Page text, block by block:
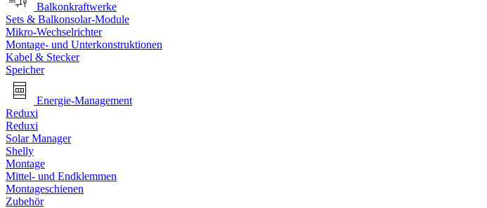
Balkonkraftwerke
Sets & Balkonsolar-Module
Mikro-Wechselrichter
Montage- und Unterkonstruktionen
Kabel & Stecker
Speicher
Energie-Management
Reduxi
Reduxi
Solar Manager
Shelly
Montage
Mittel- und Endklemmen
Montageschienen
Zubehör